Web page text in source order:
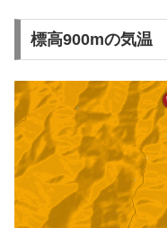
標高900mの気温